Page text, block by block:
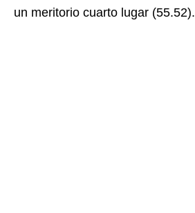
un meritorio cuarto lugar (55.52).